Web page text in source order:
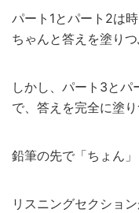
パート1とパート2は
ちゃんと答えを塗りつ
しかし、パート3と
で、答えを完全に塗
鉛筆の先で「ちょん
リスニングセクショ